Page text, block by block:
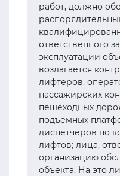
работ, должно
ответственного
эксплуатации
возлагается
лифтеров,
пассажирских
пешеходных
подъемных
диспетчеров по
лифтов; лица,
организацию
объекта. На это